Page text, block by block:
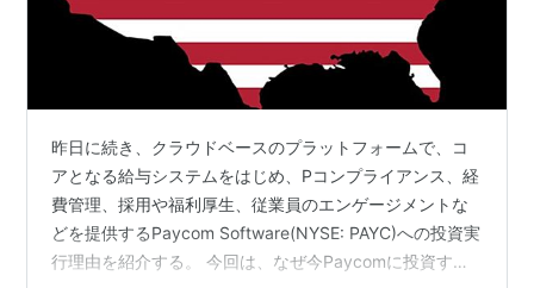
昨日に続き、クラウドベースのプラットフォームで、コ
アとなる給与システムをはじめ、Pコンプライアンス、経
費管理、採用や福利厚生、従業員のエンゲージメントな
どを提供するPaycom Software(NYSE: PAYC)への投資実
行理由を紹介する。 今回は、なぜ今Paycomに投資すべ